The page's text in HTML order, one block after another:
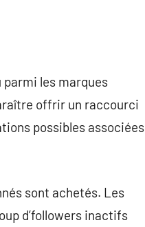
parmi les marques
offrir un raccourci
possibles associées
sont achetés. Les
d’followers inactifs